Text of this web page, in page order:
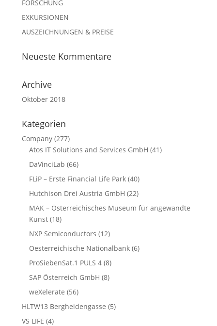
FORSCHUNG
EXKURSIONEN
AUSZEICHNUNGEN & PREISE
Neueste Kommentare
Archive
Oktober 2018
Kategorien
Company(277)
Atos IT Solutions and Services GmbH (41)
DaVinciLab (66)
FLiP – Erste Financial Life Park(40)
Hutchison Drei Austria GmbH (22)
MAK – Österreichisches Museum für angewandte
Kunst(18)
NXP Semiconductors (12)
Oesterreichische Nationalbank(6)
ProSiebenSat.1 PULS 4(8)
SAP Österreich GmbH (8)
weXelerate (56)
HLTW13 Bergheidengasse (5)
VS LIFE (4)